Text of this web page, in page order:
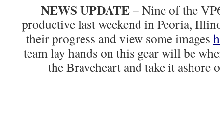
NEWS UPDATE– Nine of the
productive last weekend in Peoria,
their progress and view some images
team lay hands on this gear will be
the Braveheart and take it ashore